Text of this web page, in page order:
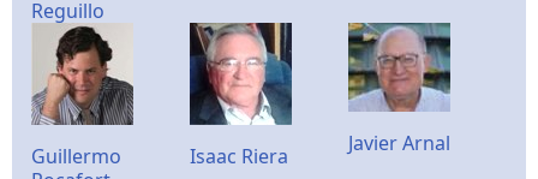
Reguillo
Guillermo
Isaac Riera Javier Arnal